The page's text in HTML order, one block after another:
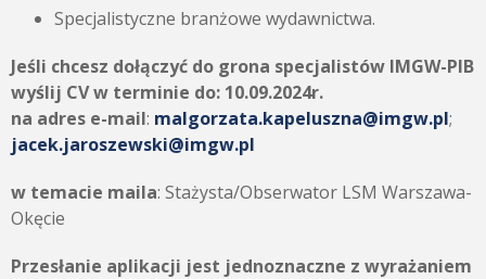
Specjalistyczne branżowe wydawnictwa.
Jeśli chcesz dołączyć do grona specjalistów IMGW-PIB
wyślij CV w terminie do: 10.09.2024r.
na adres e-mail: malgorzata.kapeluszna@imgw.pl;
jacek.jaroszewski@imgw.pl
w temacie maila: Stażysta/Obserwator LSM Warszawa-
Okęcie
Przesłanie aplikacji jest jednoznaczne z wyrażaniem